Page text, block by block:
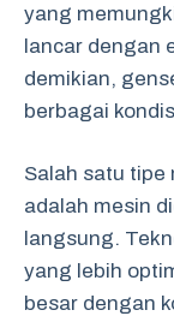
yang
lancar dengan
demikian,
berbagai
Salah satu tipe
adalah mesin
langsung.
yang lebih
besar dengan